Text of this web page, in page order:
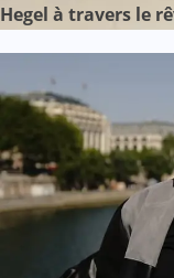
Hegel à travers le